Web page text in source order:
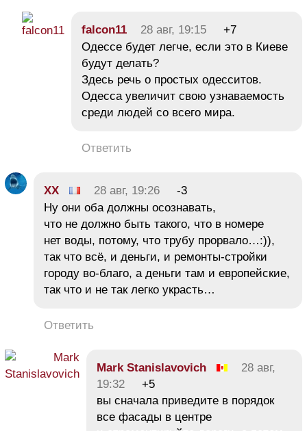
falcon11 28 авг, 19:15
+7
Одессе будет легче, если это в Киеве
будут делать?
Здесь речь о простых одесситов.
Одесса увеличит свою узнаваемость
среди людей со всего мира.
Ответить
XX 28 авг, 19:26
-3
Ну они оба должны осознавать,
что не должно быть такого, что в номере
нет воды, потому, что трубу прорвало…:)),
так что всё, и деньги, и ремонты-стройки
городу во-благо, а деньги там и европейские,
так что и не так легко украсть…
Ответить
Mark Stanislavovich
28 авг,
19:32
+5
вы сначала приведите в порядок
все фасады в центре